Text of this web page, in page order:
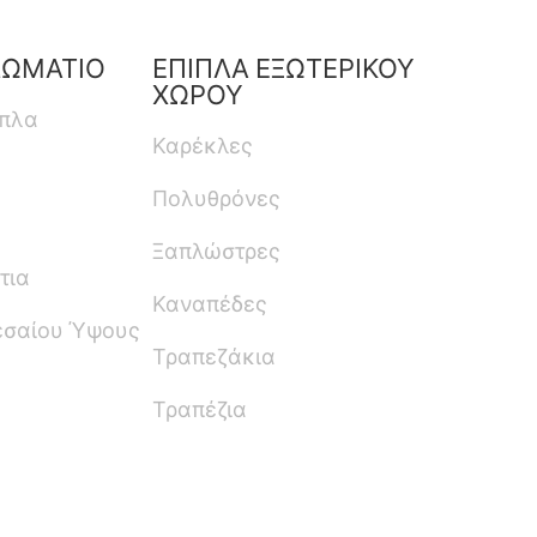
Ύψους
ΕΠΙΠΛΑ ΕΞΩΤΕΡΙΚΟΥ
ΧΩΡΟΥ
Καρέκλες
Πολυθρόνες
Ξαπλώστρες
Καναπέδες
Τραπεζάκια
Τραπέζια